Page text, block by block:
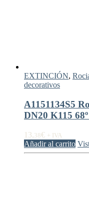
EXTINCIÓN,
decorativos
A1151134S5
DN20 K115
13,38€ + IVA
Añadir al carrito